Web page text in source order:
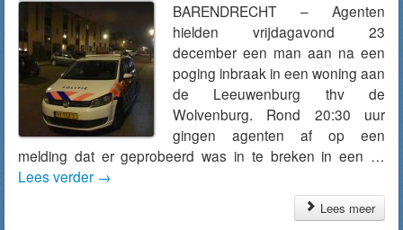
BARENDRECHT – Agenten
hielden vrijdagavond 23
december een man aan na een
poging inbraak in een woning aan
de Leeuwenburg thv de
Wolvenburg. Rond 20:30 uur
gingen agenten af op een
melding dat er geprobeerd was in te breken in een …
Lees verder →
Lees meer